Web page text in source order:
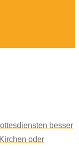
besser
oder